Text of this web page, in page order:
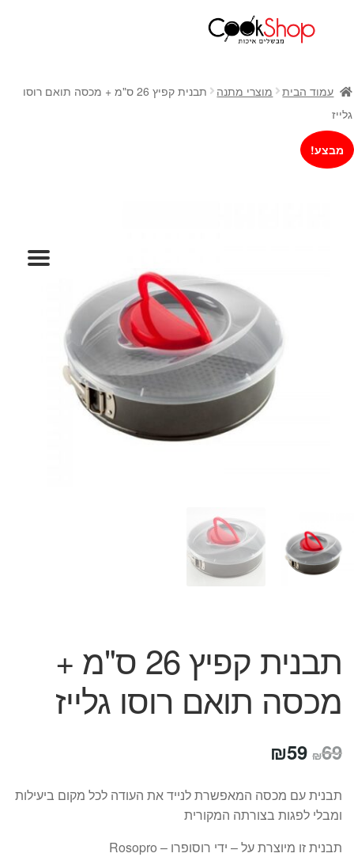
חנות
סירים
מחבתות
כלי הגשה ואירוח
גיפט קארד
המותגים שלנו
מתנות לחנוכת בית
עמוד הבית מוצרי מתנה
תבנית קפיץ 26 ס"מ + מכסה תואם רוסו
גלייז
מבצע!
תבנית קפיץ 26 ס"מ +
מכסה תואם רוסו גלייז
₪69 המחיר
היה:
₪59
הוא:
₪59.
תבנית עם מכסה המאפשרת לנייד את העודה לכל מקום ביעילות
ומבלי לפגות בצורתה המקורית
תבנית זו מיוצרת על – ידי רוסופרו – Rosopro